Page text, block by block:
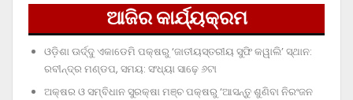
ଆଜିର କାର୍ଯ୍ୟକ୍ରମ
ଓଡ଼ିଶା ଊର୍ଦ୍ଦୁ ଏକାଡେମି ପକ୍ଷରୁ ‘ଜାତୀୟସ୍ତରୀୟ ସୁଫି କୱାଲି’ ସ୍ଥାନ:
ରବୀନ୍ଦ୍ର ମଣ୍ଡପ, ସମୟ: ସଂଧ୍ୟା ସାଢ଼େ ୬ଟା
ଅକ୍ଷର ଓ ସମ୍ବିଧାନ ସୁରକ୍ଷା ମଞ୍ଚ ପକ୍ଷରୁ ‘ଆସନ୍ତୁ ଶୁଣିବା ନିରଂଜନ